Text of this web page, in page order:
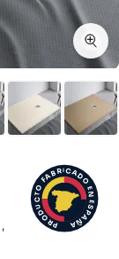
,
P
R
O
D
U
C
T
O
FABRICADO
E
N
E
S
P
A
Ñ
A